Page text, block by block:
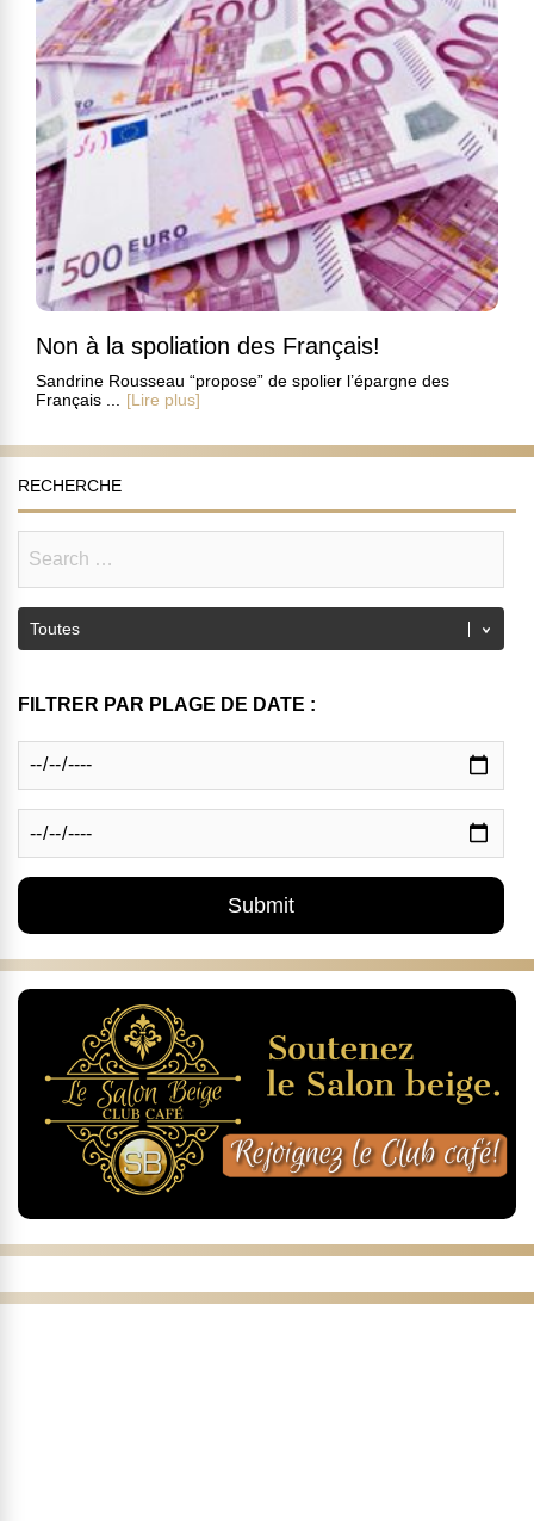
Non à la spoliation des Français!
Sandrine Rousseau “propose” de spolier l’épargne des
Français ...
[Lire plus]
RECHERCHE
FILTRER PAR PLAGE DE DATE :